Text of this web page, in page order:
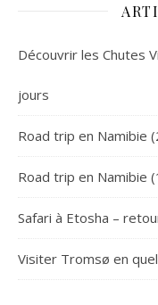
Découvrir les Chutes
jours
Road trip en Namibie
Road trip en Namibie
Safari à Etosha –
Visiter Tromsø en